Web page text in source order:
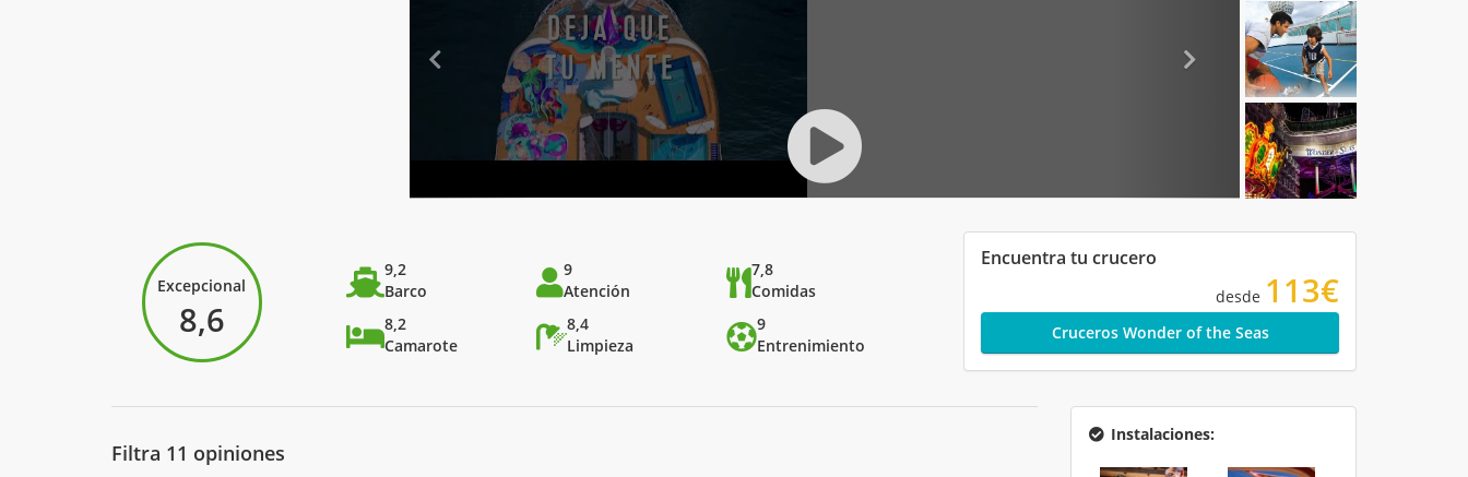
Excepcional
8,6
9,2
Barco
8,2
Camarote
9
Atención
8,4
Limpieza
7,8
Comidas
9
Entrenimiento
Encuentra tu crucero
desde 113€
Cruceros Wonder of the Seas
Filtra 11 opiniones
Instalaciones: